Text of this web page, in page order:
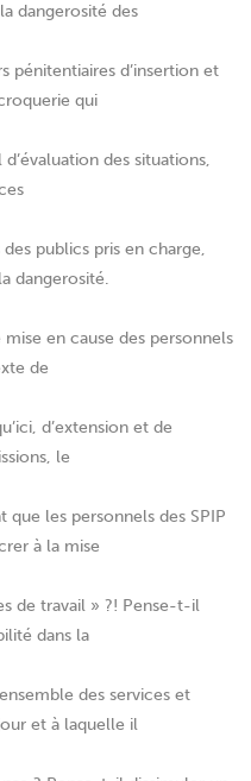
dangerosité des
pénitentiaires d’insertion et
qui
des situations,
publics pris en charge,
dangerosité.
en cause des personnels
de
d’extension et de
le
les personnels des SPIP
à la mise
de travail » ?! Pense-t-il
dans la
des services et
et à laquelle il